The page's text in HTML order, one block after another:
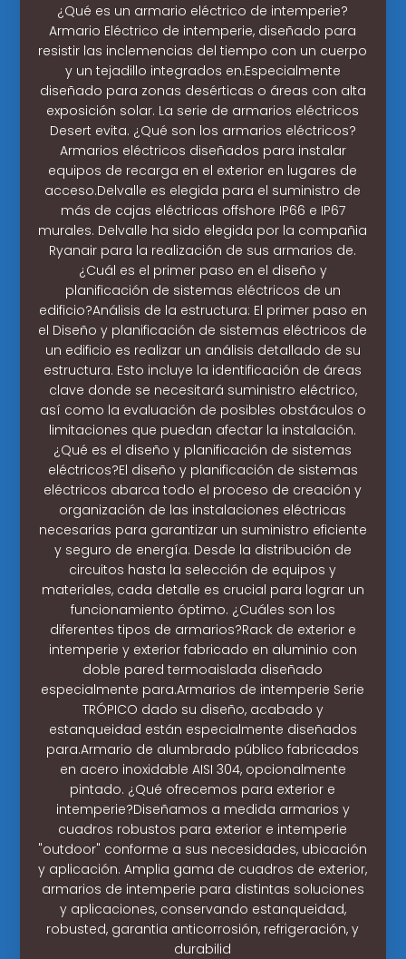
¿Qué es un armario eléctrico de intemperie?
Armario Eléctrico de intemperie, diseñado para
resistir las inclemencias del tiempo con un cuerpo
y un tejadillo integrados en.Especialmente
diseñado para zonas desérticas o áreas con alta
exposición solar. La serie de armarios eléctricos
Desert evita. ¿Qué son los armarios eléctricos?
Armarios eléctricos diseñados para instalar
equipos de recarga en el exterior en lugares de
acceso.Delvalle es elegida para el suministro de
más de cajas eléctricas offshore IP66 e IP67
murales. Delvalle ha sido elegida por la compañia
Ryanair para la realización de sus armarios de.
¿Cuál es el primer paso en el diseño y
planificación de sistemas eléctricos de un
edificio?Análisis de la estructura: El primer paso en
el Diseño y planificación de sistemas eléctricos de
un edificio es realizar un análisis detallado de su
estructura. Esto incluye la identificación de áreas
clave donde se necesitará suministro eléctrico,
así como la evaluación de posibles obstáculos o
limitaciones que puedan afectar la instalación.
¿Qué es el diseño y planificación de sistemas
eléctricos?El diseño y planificación de sistemas
eléctricos abarca todo el proceso de creación y
organización de las instalaciones eléctricas
necesarias para garantizar un suministro eficiente
y seguro de energía. Desde la distribución de
circuitos hasta la selección de equipos y
materiales, cada detalle es crucial para lograr un
funcionamiento óptimo. ¿Cuáles son los
diferentes tipos de armarios?Rack de exterior e
intemperie y exterior fabricado en aluminio con
doble pared termoaislada diseñado
especialmente para.Armarios de intemperie Serie
TRÓPICO dado su diseño, acabado y
estanqueidad están especialmente diseñados
para.Armario de alumbrado público fabricados
en acero inoxidable AISI 304, opcionalmente
pintado. ¿Qué ofrecemos para exterior e
intemperie?Diseñamos a medida armarios y
cuadros robustos para exterior e intemperie
"outdoor" conforme a sus necesidades, ubicación
y aplicación. Amplia gama de cuadros de exterior,
armarios de intemperie para distintas soluciones
y aplicaciones, conservando estanqueidad,
robusted, garantia anticorrosión, refrigeración, y
durabilid